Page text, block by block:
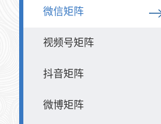
微信矩阵
视频号矩阵
抖音矩阵
微博矩阵